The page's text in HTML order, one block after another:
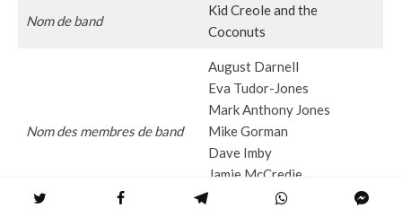
Nom de band
Kid Creole and the
Coconuts
Nom des membres de band
August Darnell
Eva Tudor-Jones
Mark Anthony Jones
Mike Gorman
Dave Imby
Jamie McCredie
Barnaby Dickinson